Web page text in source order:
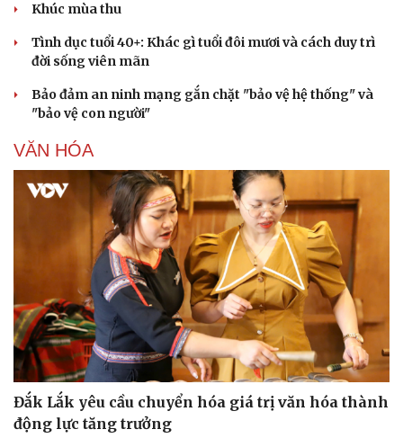
Khúc mùa thu
Tình dục tuổi 40+: Khác gì tuổi đôi mươi và cách duy trì
đời sống viên mãn
Bảo đảm an ninh mạng gắn chặt "bảo vệ hệ thống" và
"bảo vệ con người"
VĂN HÓA
Đắk Lắk yêu cầu chuyển hóa giá trị văn hóa thành
động lực tăng trưởng